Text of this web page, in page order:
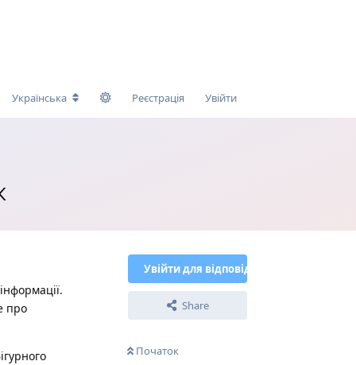
Українська Реєстрація Увійти
Увійти для відповіді
Share
Початок
про